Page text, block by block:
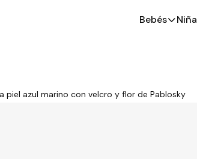
Bebés Niña
piel azul marino con velcro y flor de Pablosky